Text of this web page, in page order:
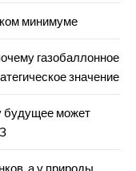
минимуме
газобаллонное
значение
будущее может
а у природы